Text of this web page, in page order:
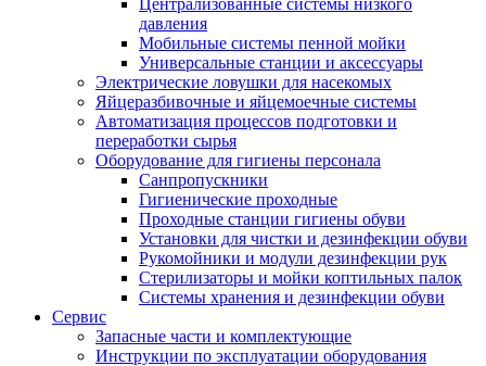
Централизованные системы низкого
давления
Мобильные системы пенной мойки
Универсальные станции и аксессуары
Электрические ловушки для насекомых
Яйцеразбивочные и яйцемоечные системы
Автоматизация процессов подготовки и
переработки сырья
Оборудование для гигиены персонала
Санпропускники
Гигиенические проходные
Проходные станции гигиены обуви
Установки для чистки и дезинфекции обуви
Рукомойники и модули дезинфекции рук
Стерилизаторы и мойки коптильных палок
Системы хранения и дезинфекции обуви
Сервис
Запасные части и комплектующие
Инструкции по эксплуатации оборудования